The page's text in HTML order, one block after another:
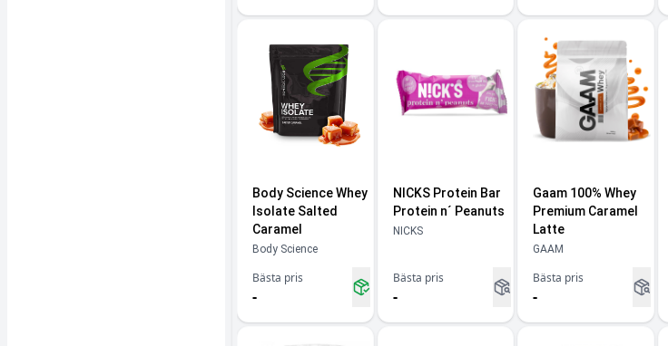
Body Science Whey
Isolate Salted
Caramel
Body Science
Bästa pris
-
NICKS Protein Bar
Protein n´ Peanuts
NICKS
Bästa pris
-
Gaam 100% Whey
Premium Caramel
Latte
GAAM
Bästa pris
-